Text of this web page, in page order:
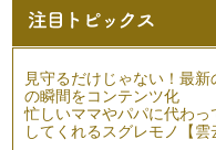
クリスマスパーティのア
みなさん、ハロウィーン
のハロウィンイベントに
ハロウィンを楽しもう！
「Ｔｒｉｃｋ ｏｒ Ｔｒ
見守るだけじゃない！最
の瞬間をコンテンツ化
忙しいママやパパに代わっ
してくれるスグレモノ【雲